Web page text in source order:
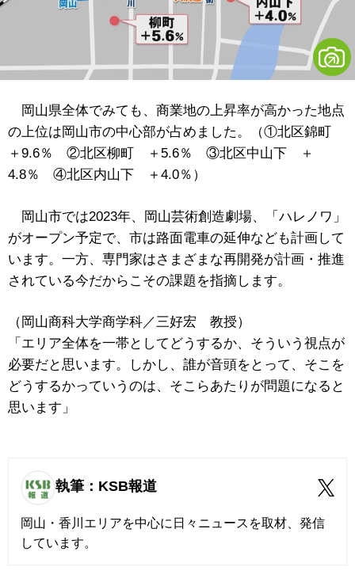
岡山県全体でみても、商業地の上昇率が高かった地点
の上位は岡山市の中心部が占めました。（①北区錦町
＋9.6％ ②北区柳町 ＋5.6％ ③北区中山下 ＋
4.8％ ④北区内山下 ＋4.0％）
岡山市では2023年、岡山芸術創造劇場、「ハレノワ」
がオープン予定で、市は路面電車の延伸なども計画して
います。一方、専門家はさまざまな再開発が計画・推進
されている今だからこその課題を指摘します。
（岡山商科大学商学科／三好宏 教授）
「エリア全体を一帯としてどうするか、そういう視点が
必要だと思います。しかし、誰が音頭をとって、そこを
どうするかっていうのは、そこらあたりが問題になると
思います」
執筆：KSB報道
岡山・香川エリアを中心に日々ニュースを取材、発信
しています。